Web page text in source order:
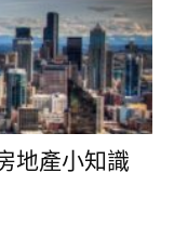
地產小知識